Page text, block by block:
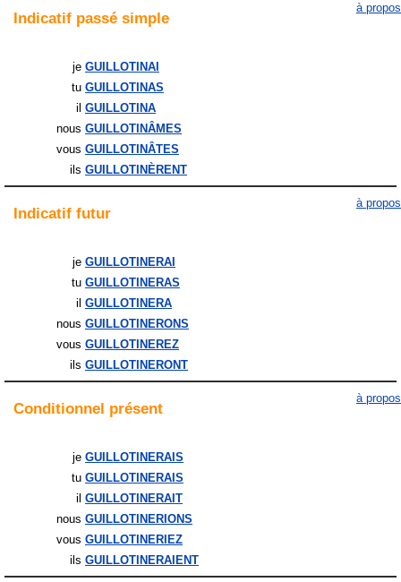
Indicatif passé simple
à propos
je GUILLOTINAI
tu GUILLOTINAS
il GUILLOTINA
nous GUILLOTINÂMES
vous GUILLOTINÂTES
ils GUILLOTINÈRENT
Indicatif futur
à propos
je GUILLOTINERAI
tu GUILLOTINERAS
il GUILLOTINERA
nous GUILLOTINERONS
vous GUILLOTINEREZ
ils GUILLOTINERONT
Conditionnel présent
à propos
je GUILLOTINERAIS
tu GUILLOTINERAIS
il GUILLOTINERAIT
nous GUILLOTINERIONS
vous GUILLOTINERIEZ
ils GUILLOTINERAIENT